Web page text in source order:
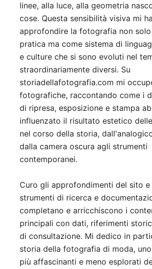
linee, alla luce, alla geometria
cose. Questa sensibilità visiva mi
approfondire la fotografia non
pratica ma come sistema di
e culture che si sono evoluti nel
straordinariamente diversi. Su
storiadellafotografia.com mi
fotografiche, raccontando come i
di ripresa, esposizione e stampa
influenzato il risultato estetico
nel corso della storia,
dalla camera oscura agli strumenti
contemporanei.
Curo gli approfondimenti del sito e
strumenti di ricerca e
completano e arricchiscono i
principali con dati, riferimenti
di consultazione. Mi dedico in
storia della fotografia di moda,
più affascinanti e meno esplorati